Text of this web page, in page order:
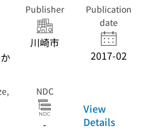
Publisher
川崎市
Publication
date
2017-02
NDC
-
View
Details